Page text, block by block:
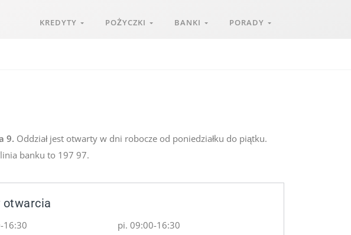
KREDYTY POŻYCZKI BANKI PORADY
9. Oddział jest otwarty w dni robocze od poniedziałku do piątku.
banku to 197 97.
otwarcia
16:30
pi. 09:00-16:30